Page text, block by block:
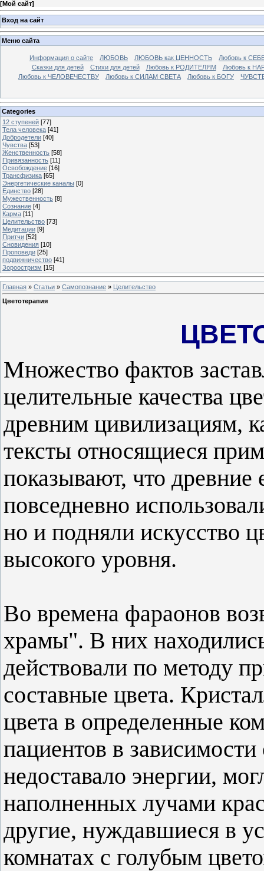
[Мой сайт]
Вход на сайт
Меню сайта
Информация о сайте ЛЮБОВЬ ЛЮБОВЬ как ЦЕННОСТЬ
Любовь к
Сказки для детей
Стихи для детей Любовь к РОДИТЕЛЯМ
Любовь к
Любовь к ЧЕЛОВЕЧЕСТВУ
Любовь к СИЛАМ СВЕТА Любовь к БОГУ
Categories
12 ступеней [77]
Тела человека [41]
Добродетели [40]
Чувства [53]
Женственность [58]
Привязанность [11]
Освобождение [16]
Трансфизика [65]
Энергетические каналы [0]
Единство [28]
Мужественность [8]
Сознание [4]
Карма [11]
Целительство [73]
Медитации [9]
Притчи [52]
Сновидения [10]
Проповеди [25]
подвижничество [41]
Зороостризм [15]
Главная » Статьи » Самопознание » Целительство
Цветотерапия
Множество фактов
целительные качества
древним цивилизациям,
тексты относящиеся
показывают, что древние
повседневно
но и подняли искусство
высокого уровня.
Во времена фараонов
храмы". В них
действовали по методу
составные цвета.
цвета в определенные
пациентов в
недоставало энергии,
наполненных лучами
другие, нуждавшиеся в
комнатах с голубым